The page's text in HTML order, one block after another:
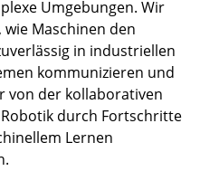
Umgebungen. Wir
Maschinen den
in industriellen
kommunizieren und
von der kollaborativen
durch Fortschritte
Lernen